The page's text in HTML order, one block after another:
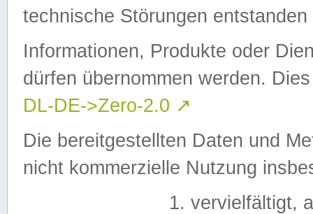
technische Störungen
Informationen, Produkte oder
dürfen übernommen werden.
DL-DE->Zero-2.0 ↗
Die bereitgestellten Daten und
nicht kommerzielle Nutzung
vervielfältigt,